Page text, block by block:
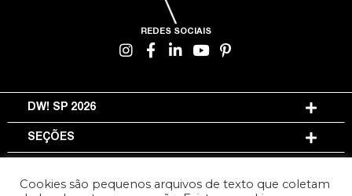
REDES SOCIAIS
DW! SP 2026
SEÇÕES
Cookies são pequenos arquivos de texto que coletam